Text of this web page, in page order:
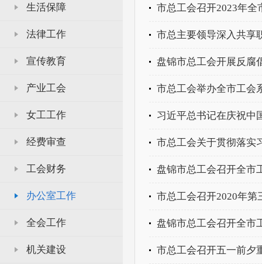
生活保障
法律工作
宣传教育
产业工会
女工工作
经费审查
工会财务
办公室工作
全会工作
机关建设
市总工会召开2023年
市总主要领导深入共享
盘锦市总工会开展反腐
市总工会举办全市工会
市总工会召开2020年
盘锦市总工会召开全市
市总工会召开五一前夕